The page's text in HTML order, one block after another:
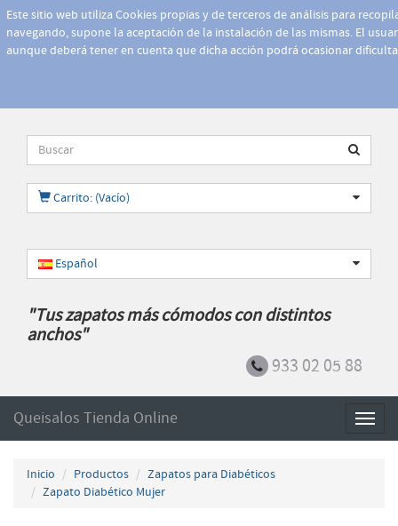
Este sitio web utiliza Cookies propias y de terceros de análisis para
navegando, supone la aceptación de la instalación de las mismas. El
aunque deberá tener en cuenta que dicha acción podrá ocasionar
Carrito: (Vacío)
Español
"Tus zapatos más cómodos con distintos
anchos"
933 02 05 88
Queisalos Tienda Online
Inicio Productos
Zapatos para Diabéticos
Zapato Diabético Mujer